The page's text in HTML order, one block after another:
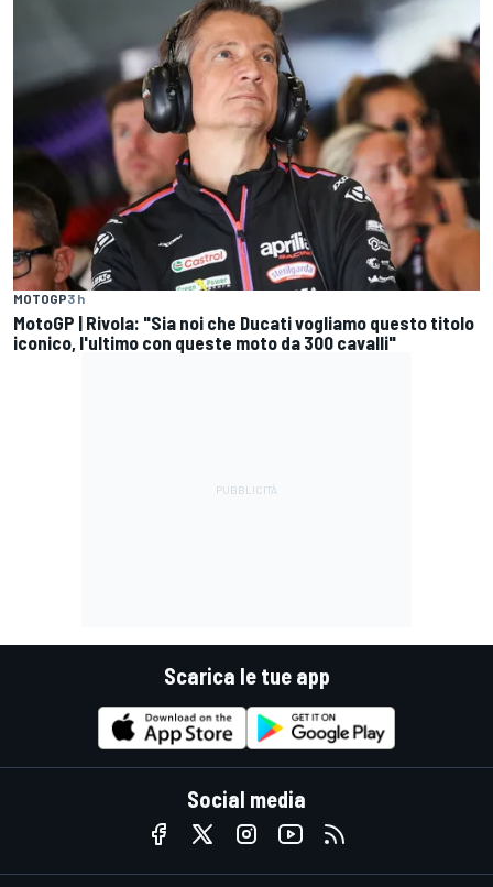
MOTOGP3 h
MotoGP | Rivola: "Sia noi che Ducati vogliamo questo titolo
iconico, l'ultimo con queste moto da 300 cavalli"
Scarica le tue app
Social media